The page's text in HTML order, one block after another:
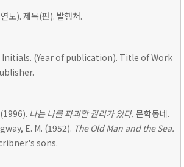
도). 제목(판). 발행처.
(Year of publication). Title of Work
나는 나를 파괴할 권리가 있다. 문학동네.
E. M. (1952). The Old Man and the Sea.
sons.